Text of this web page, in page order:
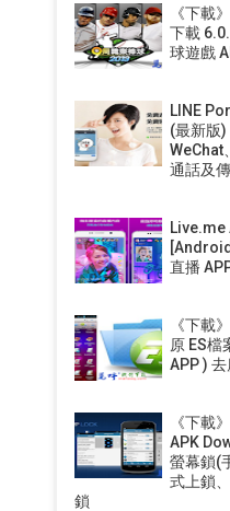
《下載
下載
球遊戲
LINE
(最新版
WeChat
通話及
Live.me
直播
《下載
原 ES檔
APP )
《下載
APK
螢幕鎖(
式上鎖
鎖